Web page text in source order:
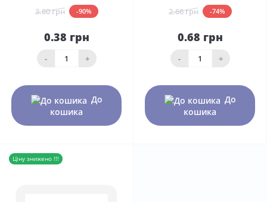
3.80 грн -90%
0.38 грн
- +
До
кошика
2.66 грн -74%
0.68 грн
- +
До
кошика
Ціну знижено !!!